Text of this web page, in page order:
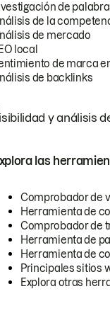
de
de la
de mercado
local
de marca
de backlinks
y análisis
las
Comprobador de
Herramienta de
Comprobador de
Herramienta de
Herramienta de
Principales sitios
Explora otras